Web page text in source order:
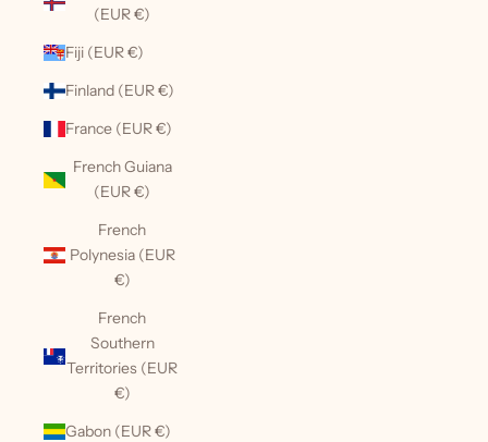
(EUR €)
Fiji (EUR €)
Finland (EUR €)
France (EUR €)
French Guiana
(EUR €)
French
Polynesia (EUR
€)
French
Southern
Territories (EUR
€)
Gabon (EUR €)